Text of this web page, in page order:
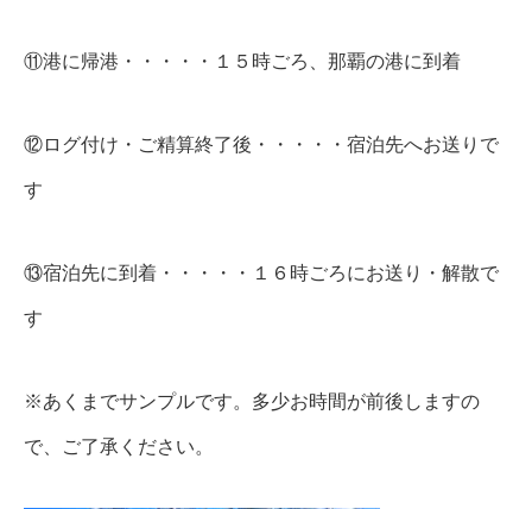
⑪港に帰港・・・・・１５時ごろ、那覇の港に到着
⑫ログ付け・ご精算終了後・・・・・宿泊先へお送りで
す
⑬宿泊先に到着・・・・・１６時ごろにお送り・解散で
す
※あくまでサンプルです。多少お時間が前後しますの
で、ご了承ください。